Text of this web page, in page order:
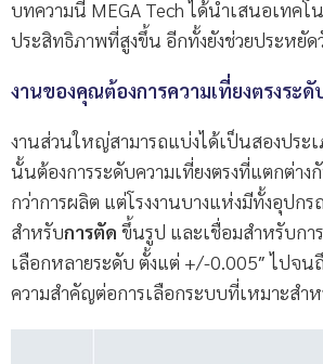
บทความนี้ MEGA Tech ได้นำเสนอเทคโ
ประสิทธิภาพที่สูงขึ้น อีกทั้งยังช่วยประหยัด
งานของคุณต้องการความเที่ยงตรงระดั
งานส่วนใหญ่สามารถแบ่งได้เป็นสองประ
นั้นต้องการระดับความเที่ยงตรงที่แตกต่าง
กว่าการผลิต แต่โรงงานบางแห่งมีทั้งอุปก
สำหรับการตัด ขึ้นรูป และเชื่อมสำหรับกา
เลือกหลายระดับ ตั้งแต่ +/-0.005″ ไปจน
ความสำคัญต่อการเลือกระบบที่เหมาะสำ